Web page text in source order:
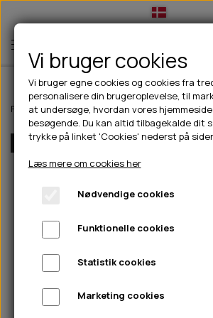
TIL HUND
💧FODER- VANDSKÅLE
CHICOPEE
GODBIDSTASKE
HALSBÅND
🦴 GODBIDDER & SNACKS
🍖 SMAGSVARIANTER
🎾 LEGETØJ
TÆNDER, ØRE, ØJE, POTER &
🐾 UDSTYR & KOMFORT
TIL HUNDEEJER
DRIKKEFLASKER/
HUER OG VANTER
PINEWOOD SALES
TIL KAT
TILBUD
NYHEDER
ABONNEMENT
Forside Til hunde Foder- & vandskåle Dog
Flere Farver
Vi bruger cookies
Vi bruger egne cookies og cookies fra
personalisere din brugeroplevelse, til
at undersøge, hvordan vores
besøgende. Du kan altid tilbagekalde dit
trykke på linket 'Cookies' nederst på
Læs mere om cookies her
Nødvendige cookies
Funktionelle cookies
Statistik cookies
Marketing cookies